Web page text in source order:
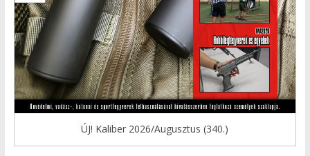
ÚJ! Kaliber 2026/Augusztus (340.)